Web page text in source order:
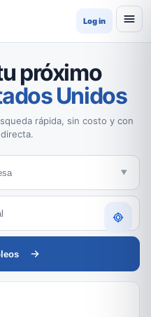
Log in
próximo
Unidos
rápida, sin costo y con